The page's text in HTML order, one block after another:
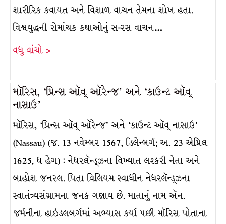
શારીરિક કવાયત અને વિશાળ વાચન તેમના શોખ હતા.
વિશ્વયુદ્ધની રોમાંચક કથાઓનું સ-રસ વાચન…
વધુ વાંચો >
મૉરિસ, ‘પ્રિન્સ ઑવ્ ઑરેન્જ’ અને ‘કાઉન્ટ ઑવ્
નાસાઉ’
મૉરિસ, ‘પ્રિન્સ ઑવ્ ઑરેન્જ’ અને ‘કાઉન્ટ ઑવ્ નાસાઉ’
(Nassau) (જ. 13 નવેમ્બર 1567, ડિલેન્બર્ગ; અ. 23 એપ્રિલ
1625, ધ હેગ) : નેધરલૅન્ડ્ઝના વિખ્યાત લશ્કરી નેતા અને
બાહોશ જનરલ. પિતા વિલિયમ સ્વાધીન નેધરલૅન્ડ્ઝના
સ્વાતંત્ર્યસંગ્રામના જનક ગણાય છે. માતાનું નામ ઍન.
જર્મનીના હાઇડલબર્ગમાં અભ્યાસ કર્યા પછી મૉરિસ પોતાના